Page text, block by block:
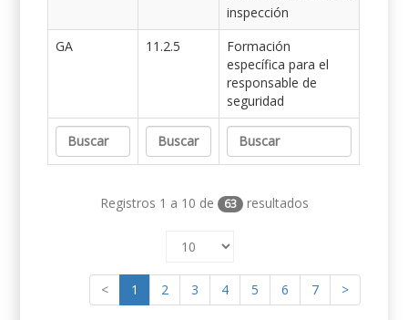
inspección
GA
11.2.5
Formación
específica para el
responsable de
seguridad
Registros 1 a 10 de 63 resultados
< 1 2 3 4 5 6 7 >